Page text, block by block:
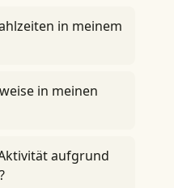
in meinem
in meinen
aufgrund